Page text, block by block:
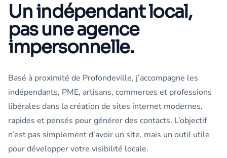
Un indépendant local,
pas une agence
impersonnelle.
Basé à proximité de Profondeville, j’accompagne les
indépendants, PME, artisans, commerces et professions
libérales dans la création de sites internet modernes,
rapides et pensés pour générer des contacts. L’objectif
n’est pas simplement d’avoir un site, mais un outil utile
pour développer votre visibilité locale.